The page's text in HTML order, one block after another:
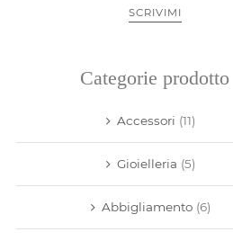
SCRIVIMI
Categorie prodotto
Accessori (11)
Gioielleria (5)
Abbigliamento (6)